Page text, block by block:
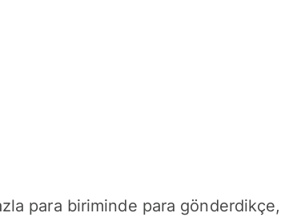
para biriminde para gönderdikçe,